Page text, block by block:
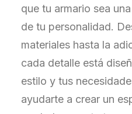
que tu armario sea
de tu personalidad.
materiales hasta la
cada detalle está
estilo y tus
ayudarte a crear un